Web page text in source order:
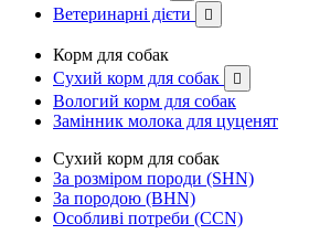
Ветеринарні дієти 
Корм для собак
Сухий корм для собак

Вологий корм для собак
Замінник молока для цуценят
Сухий корм для собак
За розміром породи (SHN)
За породою (BHN)
Особливі потреби (CCN)